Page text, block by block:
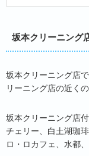
坂本クリーニング
坂本クリーニング店
リーニング店の近く
坂本クリーニング店
チェリー、白土湖珈
ロ・ロカフェ、水都
スペース イー
space e caffe
ロ・ロカフ
水都